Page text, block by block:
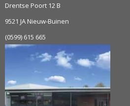
Drentse Poort 12 B
9521 JA Nieuw-Buinen
(0599) 615 665